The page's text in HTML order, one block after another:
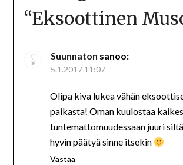
“Eksoottinen
Suunnaton sanoo:
5.1.2017 11:07
Olipa kiva lukea vähän
paikasta! Oman kuulostaa
tuntemattomuudessaan juuri
hyvin päätyä sinne itsekin
Vastaa